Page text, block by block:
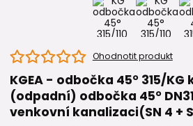
Ohodnotit produkt
KGEA - odbočka 45° 315/
(odpadní) odbočka 45°
venkovní kanalizaci(SN 4 +